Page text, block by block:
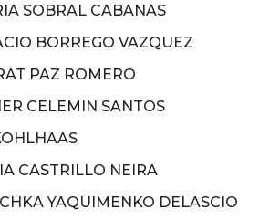
SOBRAL CABANAS
BORREGO VAZQUEZ
PAZ ROMERO
CELEMIN SANTOS
CASTRILLO NEIRA
YAQUIMENKO DELASCIO